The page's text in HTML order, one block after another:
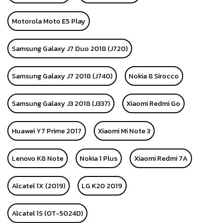
Motorola Moto E5 Play
Samsung Galaxy J7 Duo 2018 (J720)
Samsung Galaxy J7 2018 (J740) Nokia 8 Sirocco
Samsung Galaxy J3 2018 (J337) Xiaomi Redmi Go
Huawei Y7 Prime 2017 Xiaomi Mi Note 3
Lenovo K8 Note Nokia 1 Plus Xiaomi Redmi 7A
Alcatel 1X (2019) LG K20 2019
Alcatel 1S (OT-5024D)